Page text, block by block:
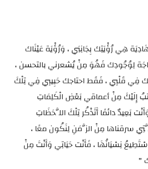
هِي رُؤْيَتِك بِجَانِبَي ، وَرُؤْيَة عَيْنَاك
لِوُجُودِك فَهُوَ مِنْ يُشعرني بالتحسن ،
فِي قَلْبِي ، فَقَط احتاجك حَبِيبِي فِي تِلْكَ
إِلَيْكَ مِنْ أعماقي بَعْضِ الْكَلِمَاتِ
بَعِيدٌ دائمًا أَتَذْكُر تِلْكَ اللَّحَظَاتِ
سرقناها مِنْ الزَّمَنِ لِنَكُون معًا ،
نِسْيَانُهَا ، فَأَنْت حَيَاتِي وَأَنْتَ مِنْ
"